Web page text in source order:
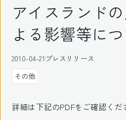
アイスランド
よる影響等に
2010-04-21プレスリリース
その他
詳細は下記のPDFをご確認くだ